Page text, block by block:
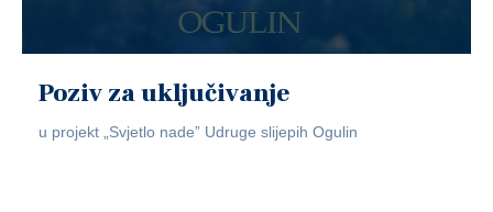
Poziv za uključivanje
u projekt „Svjetlo nade” Udruge slijepih Ogulin